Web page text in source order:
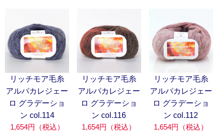
リッチモア毛糸
アルパカレジェー
ロ グラデーショ
ン col.114
1,654円（税込）
リッチモア毛糸
アルパカレジェー
ロ グラデーショ
ン col.116
1,654円（税込）
リッチモア毛糸
アルパカレジェー
ロ グラデーショ
ン col.112
1,654円（税込）